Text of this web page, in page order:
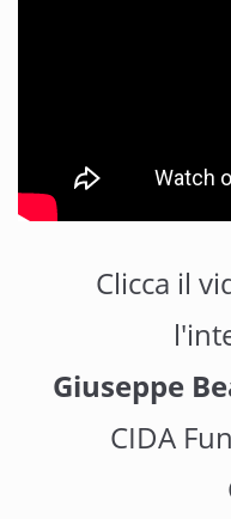
Clicca il
Giuseppe
CIDA